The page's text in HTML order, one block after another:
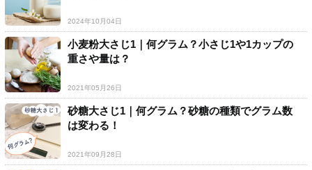
2024年10月04日
小麦粉大さじ1｜何グラム？小さじ1や1カップの
重さや量は？
2021年05月26日
砂糖大さじ1｜何グラム？砂糖の種類でグラム数
は変わる！
2021年09月28日